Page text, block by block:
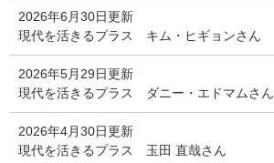
2026年6月30日更新
現代を活きるプラス キム・ヒギョンさん
2026年5月29日更新
現代を活きるプラス ダニー・エドマムさん
2026年4月30日更新
現代を活きるプラス 玉田 直哉さん